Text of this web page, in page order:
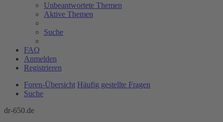
Unbeantwortete Themen
Aktive Themen
Suche
FAQ
Anmelden
Registrieren
Foren-Übersicht Häufig gestellte Fragen
Suche
dr-650.de